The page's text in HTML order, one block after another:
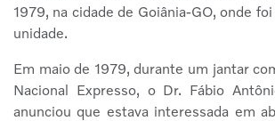
1979, na cidade de Goiânia-GO, onde
unidade.
Em maio de 1979, durante um jantar
Nacional Expresso, o Dr. Fábio
anunciou que estava interessada em